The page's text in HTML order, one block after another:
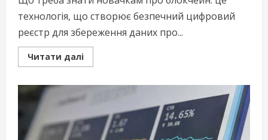
технологія, що створює безпечний цифровий
реєстр для збереження даних про...
Читати даліRead
more
пояснення
для
початківців